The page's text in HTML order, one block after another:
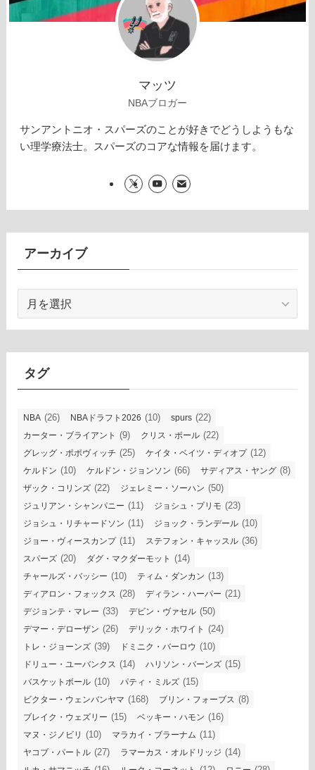
マッツ
NBAブロガー
サンアントニオ・スパーズのことが好きでどうしようもな
い理学療法士。スパーズのコアな情報を届けます。
アーカイブ
カ
イ
タグ
NBA (26) NBAドラフト2026 (10) spurs (22)
カーター・ブライアント (9) クリス・ポール (22)
グレッグ・ポポヴィッチ (25) ケイタ・ベイツ・ディオプ(12)
ケルドン (10) ケルドン・ジョンソン (66) サディアス・ヤング (8)
ザック・コリンズ (22) ジェレミー・ソーハン (50)
ジュリアン・シャンパニー (11) ジョシュ・プリモ (23)
ジョシュ・リチャードソン (11) ジョック・ランデール (10)
ジョー・ヴィースカンプ(11) ステフォン・キャッスル (36)
スパーズ (20) ダグ・マクダーモット (14)
チャールズ・バッシー (10) ティム・ダンカン (13)
ディアロン・フォックス (28) ディラン・ハーパー (21)
デジョンテ・マレー (33) デビン・ヴァセル (50)
デマー・デローザン (26) デリック・ホワイト (24)
トレ・ジョーンズ (39) ドミニク・バーロウ (10)
ドリュー・ユーバンクス (14) ハリソン・バーンズ (15)
バスケットボール (10) パティ・ミルズ (15)
ビクター・ウェンバンヤマ (168) ブリン・フォーブス (8)
ブレイク・ウェズリー (15) ベッキー・ハモン (16)
マヌ・ジノビリ (10) マラカイ・ブラーナム (11)
ヤコブ・パートル (27) ラマーカス・オルドリッジ (14)